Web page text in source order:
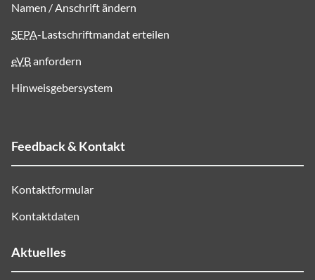
Namen / Anschrift ändern
SEPA-Lastschriftmandat erteilen
eVBanfordern
Hinweisgebersystem
Feedback & Kontakt
Kontaktformular
Kontaktdaten
Aktuelles